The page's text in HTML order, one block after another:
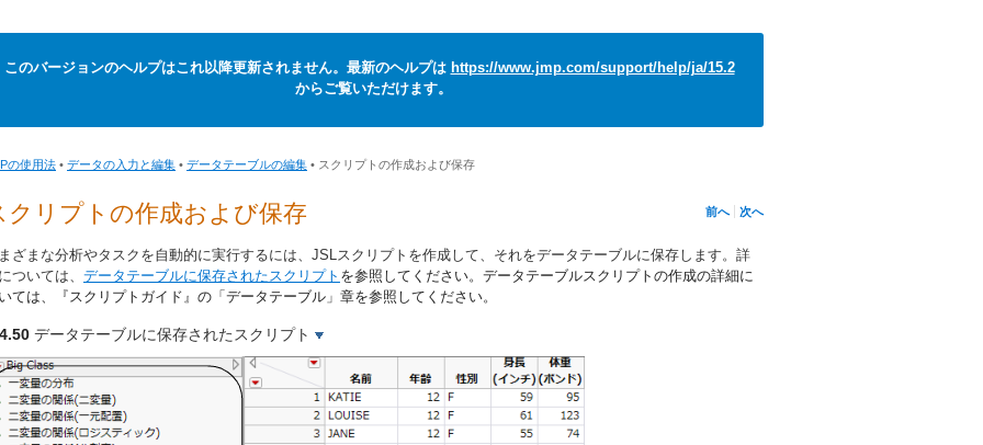
このバージョンのヘルプはこれ以降更新されません。最新のヘルプは https://www.jmp.com/support/help/ja/15.2
からご覧いただけます。
の使用法 • データの入力と編集 • データテーブルの編集 • スクリプトの作成および保存
前へ 次へ
クリプトの作成および保存
ざまな分析やタスクを自動的に実行するには、JSLスクリプトを作成して、それをデータテーブルに保存します。詳
ついては、 データテーブルに保存されたスクリプト を参照してください。データテーブルスクリプトの作成の詳細に
ては、『スクリプトガイド』の「データテーブル」章を参照してください。
データテーブルに保存されたスクリプト